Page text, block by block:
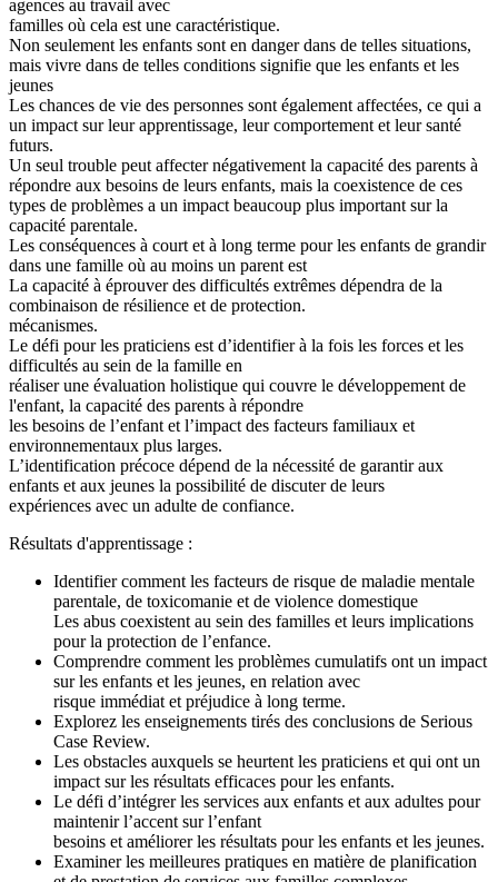
agences au travail avec
familles où cela est une caractéristique.
Non seulement les enfants sont en danger dans de telles situations,
mais vivre dans de telles conditions signifie que les enfants et les
jeunes
Les chances de vie des personnes sont également affectées, ce qui a
un impact sur leur apprentissage, leur comportement et leur santé
futurs.
Un seul trouble peut affecter négativement la capacité des parents à
répondre aux besoins de leurs enfants, mais la coexistence de ces
types de problèmes a un impact beaucoup plus important sur la
capacité parentale.
Les conséquences à court et à long terme pour les enfants de grandir
dans une famille où au moins un parent est
La capacité à éprouver des difficultés extrêmes dépendra de la
combinaison de résilience et de protection.
mécanismes.
Le défi pour les praticiens est d’identifier à la fois les forces et les
difficultés au sein de la famille en
réaliser une évaluation holistique qui couvre le développement de
l'enfant, la capacité des parents à répondre
les besoins de l’enfant et l’impact des facteurs familiaux et
environnementaux plus larges.
L’identification précoce dépend de la nécessité de garantir aux
enfants et aux jeunes la possibilité de discuter de leurs
expériences avec un adulte de confiance.
Résultats d'apprentissage :
Identifier comment les facteurs de risque de maladie mentale
parentale, de toxicomanie et de violence domestique
Les abus coexistent au sein des familles et leurs implications
pour la protection de l’enfance.
Comprendre comment les problèmes cumulatifs ont un impact
sur les enfants et les jeunes, en relation avec
risque immédiat et préjudice à long terme.
Explorez les enseignements tirés des conclusions de Serious
Case Review.
Les obstacles auxquels se heurtent les praticiens et qui ont un
impact sur les résultats efficaces pour les enfants.
Le défi d’intégrer les services aux enfants et aux adultes pour
maintenir l’accent sur l’enfant
besoins et améliorer les résultats pour les enfants et les jeunes.
Examiner les meilleures pratiques en matière de planification